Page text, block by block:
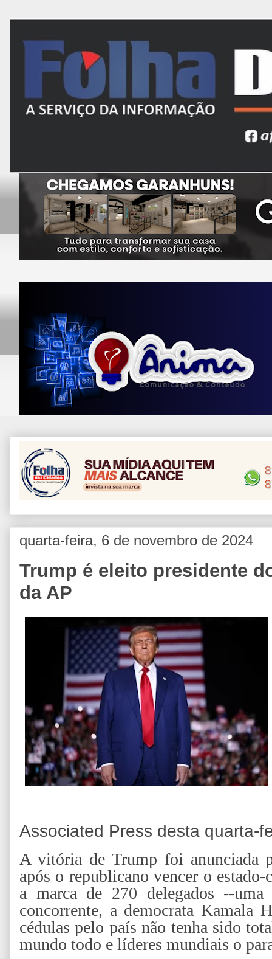
quarta-feira, 6 de novembro de 2024
Trump é eleito presidente
da AP
Associated Press desta quarta-
A vitória de Trump foi anunciada
após o republicano vencer o
a marca de 270 delegados --uma
concorrente, a democrata Kamala
cédulas pelo país não tenha sido
mundo todo e líderes mundiais o